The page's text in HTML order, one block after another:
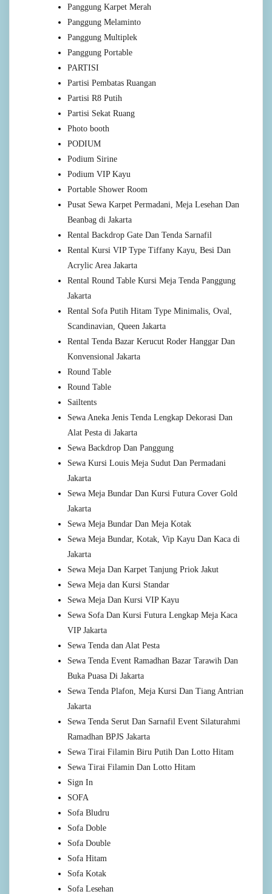
Panggung Karpet Merah
Panggung Melaminto
Panggung Multiplek
Panggung Portable
PARTISI
Partisi Pembatas Ruangan
Partisi R8 Putih
Partisi Sekat Ruang
Photo booth
PODIUM
Podium Sirine
Podium VIP Kayu
Portable Shower Room
Pusat Sewa Karpet Permadani, Meja Lesehan Dan
Beanbag di Jakarta
Rental Backdrop Gate Dan Tenda Sarnafil
Rental Kursi VIP Type Tiffany Kayu, Besi Dan
Acrylic Area Jakarta
Rental Round Table Kursi Meja Tenda Panggung
Jakarta
Rental Sofa Putih Hitam Type Minimalis, Oval,
Scandinavian, Queen Jakarta
Rental Tenda Bazar Kerucut Roder Hanggar Dan
Konvensional Jakarta
Round Table
Round Table
Sailtents
Sewa Aneka Jenis Tenda Lengkap Dekorasi Dan
Alat Pesta di Jakarta
Sewa Backdrop Dan Panggung
Sewa Kursi Louis Meja Sudut Dan Permadani
Jakarta
Sewa Meja Bundar Dan Kursi Futura Cover Gold
Jakarta
Sewa Meja Bundar Dan Meja Kotak
Sewa Meja Bundar, Kotak, Vip Kayu Dan Kaca di
Jakarta
Sewa Meja Dan Karpet Tanjung Priok Jakut
Sewa Meja dan Kursi Standar
Sewa Meja Dan Kursi VIP Kayu
Sewa Sofa Dan Kursi Futura Lengkap Meja Kaca
VIP Jakarta
Sewa Tenda dan Alat Pesta
Sewa Tenda Event Ramadhan Bazar Tarawih Dan
Buka Puasa Di Jakarta
Sewa Tenda Plafon, Meja Kursi Dan Tiang Antrian
Jakarta
Sewa Tenda Serut Dan Sarnafil Event Silaturahmi
Ramadhan BPJS Jakarta
Sewa Tirai Filamin Biru Putih Dan Lotto Hitam
Sewa Tirai Filamin Dan Lotto Hitam
Sign In
SOFA
Sofa Bludru
Sofa Doble
Sofa Double
Sofa Hitam
Sofa Kotak
Sofa Lesehan